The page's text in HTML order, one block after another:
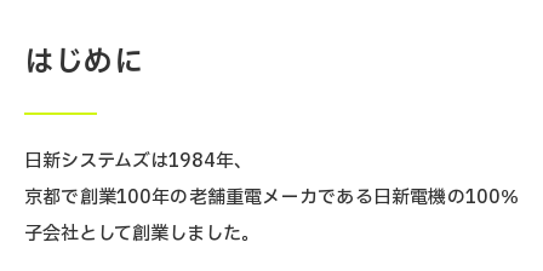
はじめに
日新システムズは1984年、
京都で創業100年の老舗重電メーカである日新電機の100％
子会社として創業しました。